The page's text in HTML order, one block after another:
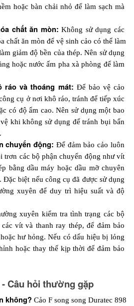
hoặc bàn chải nhỏ để làm sạch mà
chất ăn mòn: Không sử dụng các
chất ăn mòn để vệ sinh cảo có thể làm
giảm độ bền của thép. Nên sử dụng
hoặc nước ấm pha xà phòng để làm
ráo và thoáng mát: Để bảo vệ cảo
cụ ở nơi khô ráo, tránh để tiếp xúc
có độ ẩm cao. Nên sử dụng một bao
khi không sử dụng để tránh bụi bẩn
chuyển động: Để đảm bảo cảo luôn
trơn các bộ phận chuyển động như vít
bằng dầu máy hoặc dầu mỡ chuyên
Đặc biệt nếu công cụ đã được sử dụng
xuyên để duy trì hiệu suất và độ
xuyên kiểm tra tình trạng các bộ
vít và thanh ray thép, để đảm bảo
hư hỏng. Nếu có dấu hiệu bị lỏng
hoặc thay thế kịp thời để đảm bảo
Câu hỏi thường gặp
không? Cảo F song song Duratec 898